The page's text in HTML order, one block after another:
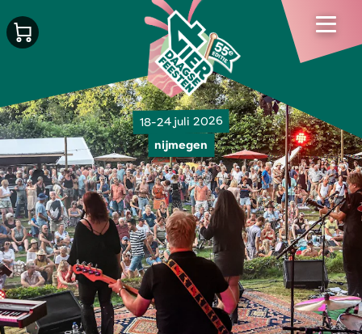
18-24 juli 2026
nijmegen